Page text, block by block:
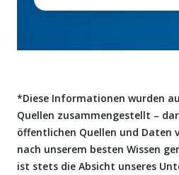
*Diese Informationen wurden
Quellen zusammengestellt –
öffentlichen Quellen und Daten
nach unserem besten Wissen
ist stets die Absicht unseres